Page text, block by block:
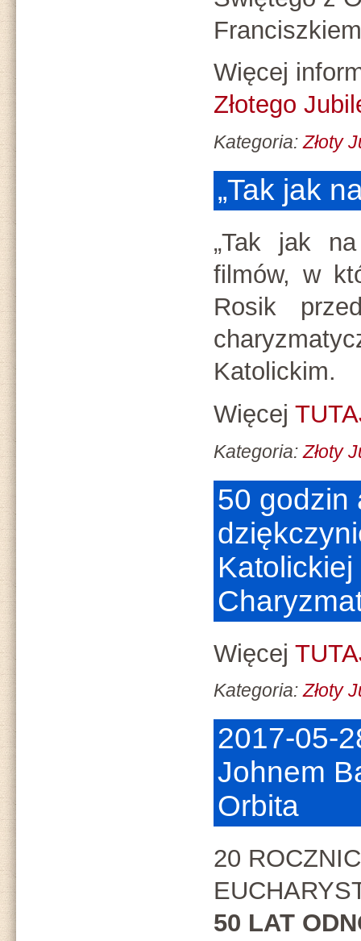
Więcej
Złotego
Kategoria:Złoty
„Tak jak
„Tak jak
filmów, w
Rosik
Katolickim.
Więcej
Kategoria:Złoty
50 godzin
Więcej
Kategoria:Złoty
2017-05-
Johnem
Orbita
20
50 LAT